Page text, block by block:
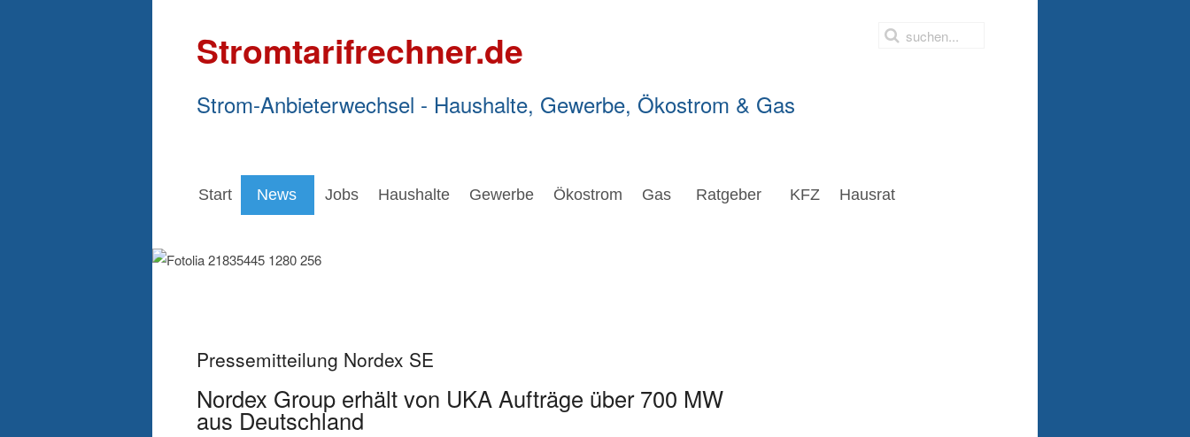
Stromtarifrechner.de
Strom-Anbieterwechsel - Haushalte, Gewerbe, Ökostrom & Gas
Start News Jobs Haushalte Gewerbe Ökostrom Gas Ratgeber KFZ Hausrat
Pressemitteilung Nordex SE
Nordex Group erhält von UKA Aufträge über 700 MW
aus Deutschland